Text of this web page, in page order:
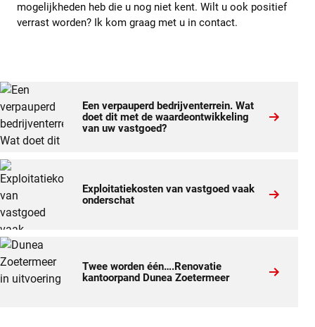
mogelijkheden heb die u nog niet kent. Wilt u ook positief
verrast worden? Ik kom graag met u in contact.
Een verpauperd bedrijventerrein. Wat
doet dit met de waardeontwikkeling
van uw vastgoed?
Exploitatiekosten van vastgoed vaak
onderschat
Twee worden één….Renovatie
kantoorpand Dunea Zoetermeer